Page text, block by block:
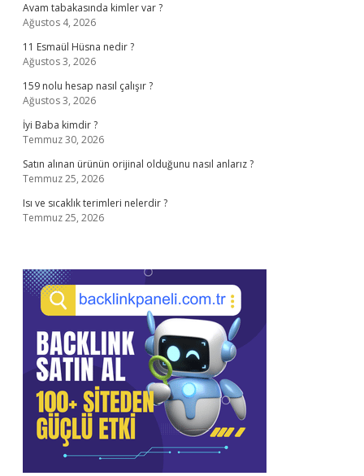
Avam tabakasında kimler var ?
Ağustos 4, 2026
11 Esmaül Hüsna nedir ?
Ağustos 3, 2026
159 nolu hesap nasıl çalışır ?
Ağustos 3, 2026
İyi Baba kimdir ?
Temmuz 30, 2026
Satın alınan ürünün orijinal olduğunu nasıl anlarız ?
Temmuz 25, 2026
Isı ve sıcaklık terimleri nelerdir ?
Temmuz 25, 2026